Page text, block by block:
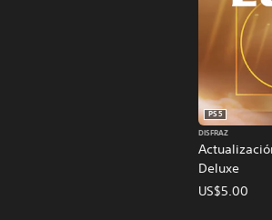
Deluxe
PS5
DISFRAZ
US$5.00